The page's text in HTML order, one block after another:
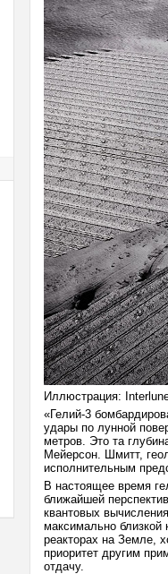
Иллюстрация:
«Гелий-3
удары по лунной
метров. Это та
Мейерсон. Шмитт,
исполнительным
В настоящее время
ближайшей
квантовых
максимально
реакторах на Земле,
приоритет другим
отдачу.